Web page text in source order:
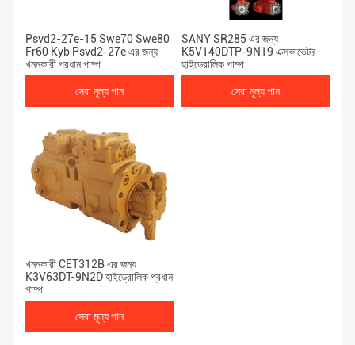
Psvd2-27e-15 Swe70 Swe80
Fr60 Kyb Psvd2-27e এর জন্য
খননকারী প্রধান পাম্প
সেরা মূল্য পান
SANY SR285 এর জন্য
K5V140DTP-9N19 এক্সকাভেটর
হাইড্রোলিক পাম্প
সেরা মূল্য পান
খননকারী CET312B এর জন্য
K3V63DT-9N2D হাইড্রোলিক প্রধান
পাম্প
সেরা মূল্য পান